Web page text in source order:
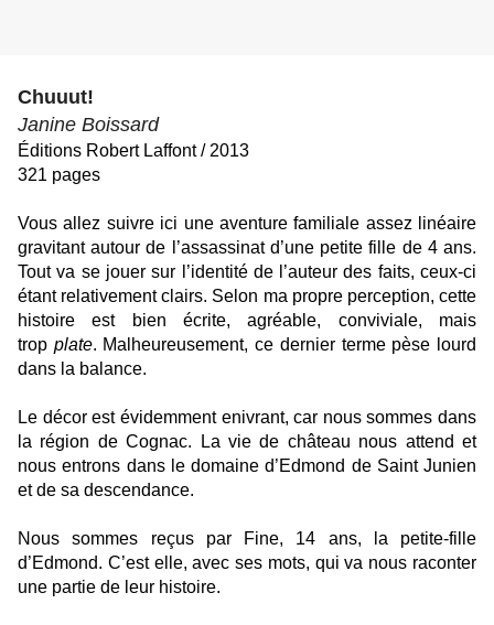
Chuuut!
Janine Boissard
Éditions Robert Laffont / 2013
321 pages
Vous allez suivre ici une aventure familiale assez linéaire
gravitant autour de l’assassinat d’une petite fille de 4 ans.
Tout va se jouer sur l’identité de l’auteur des faits, ceux-ci
étant relativement clairs. Selon ma propre perception, cette
histoire est bien écrite, agréable, conviviale, mais
trop plate. Malheureusement, ce dernier terme pèse lourd
dans la balance.
Le décor est évidemment enivrant, car nous sommes dans
la région de Cognac. La vie de château nous attend et
nous entrons dans le domaine d’Edmond de Saint Junien
et de sa descendance.
Nous sommes reçus par Fine, 14 ans, la petite-fille
d’Edmond. C’est elle, avec ses mots, qui va nous raconter
une partie de leur histoire.